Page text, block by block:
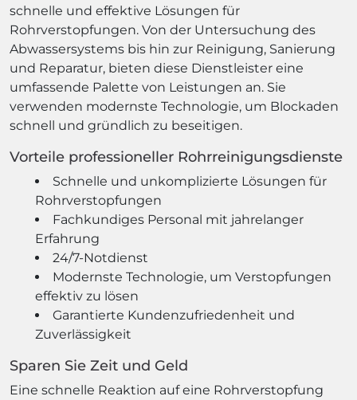
schnelle und effektive Lösungen für
Rohrverstopfungen. Von der Untersuchung des
Abwassersystems bis hin zur Reinigung, Sanierung
und Reparatur, bieten diese Dienstleister eine
umfassende Palette von Leistungen an. Sie
verwenden modernste Technologie, um Blockaden
schnell und gründlich zu beseitigen.
Vorteile professioneller Rohrreinigungsdienste
Schnelle und unkomplizierte Lösungen für
Rohrverstopfungen
Fachkundiges Personal mit jahrelanger
Erfahrung
24/7-Notdienst
Modernste Technologie, um Verstopfungen
effektiv zu lösen
Garantierte Kundenzufriedenheit und
Zuverlässigkeit
Sparen Sie Zeit und Geld
Eine schnelle Reaktion auf eine Rohrverstopfung